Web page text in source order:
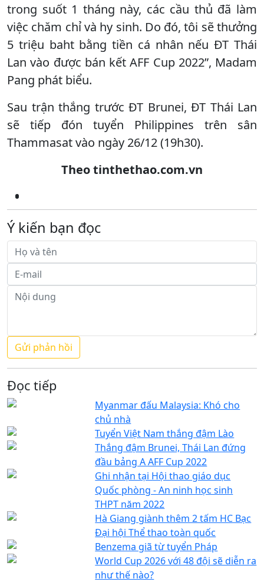
trong suốt 1 tháng này, các cầu thủ đã làm
việc chăm chỉ và hy sinh. Do đó, tôi sẽ thưởng
5 triệu baht bằng tiền cá nhân nếu ĐT Thái
Lan vào được bán kết AFF Cup 2022”, Madam
Pang phát biểu.
Sau trận thắng trước ĐT Brunei, ĐT Thái Lan
sẽ tiếp đón tuyển Philippines trên sân
Thammasat vào ngày 26/12 (19h30).
Theo tinthethao.com.vn
Ý kiến bạn đọc
Đọc tiếp
Myanmar đấu Malaysia: Khó cho
chủ nhà
Tuyển Việt Nam thắng đậm Lào
Thắng đậm Brunei, Thái Lan đứng
đầu bảng A AFF Cup 2022
Ghi nhận tại Hội thao giáo dục
Quốc phòng - An ninh học sinh
THPT năm 2022
Hà Giang giành thêm 2 tấm HC Bạc
Đại hội Thể thao toàn quốc
Benzema giã từ tuyển Pháp
World Cup 2026 với 48 đội sẽ diễn ra
như thế nào?